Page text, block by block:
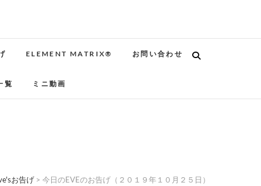
ELEMENT MATRIX® お問い合わせ
覧 ミニ動画
お告げ > 今日のEVEのお告げ（２０１９年１０月２５日）